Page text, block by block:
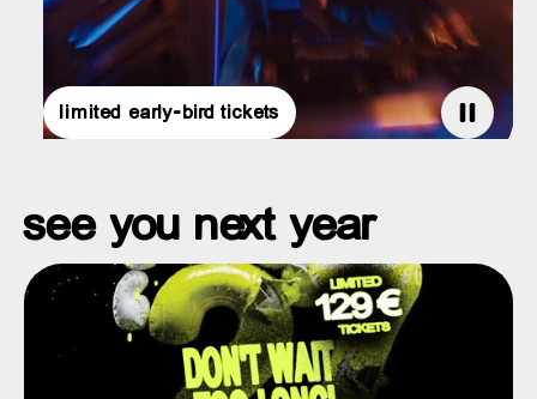
limited early-bird tickets
see you next year